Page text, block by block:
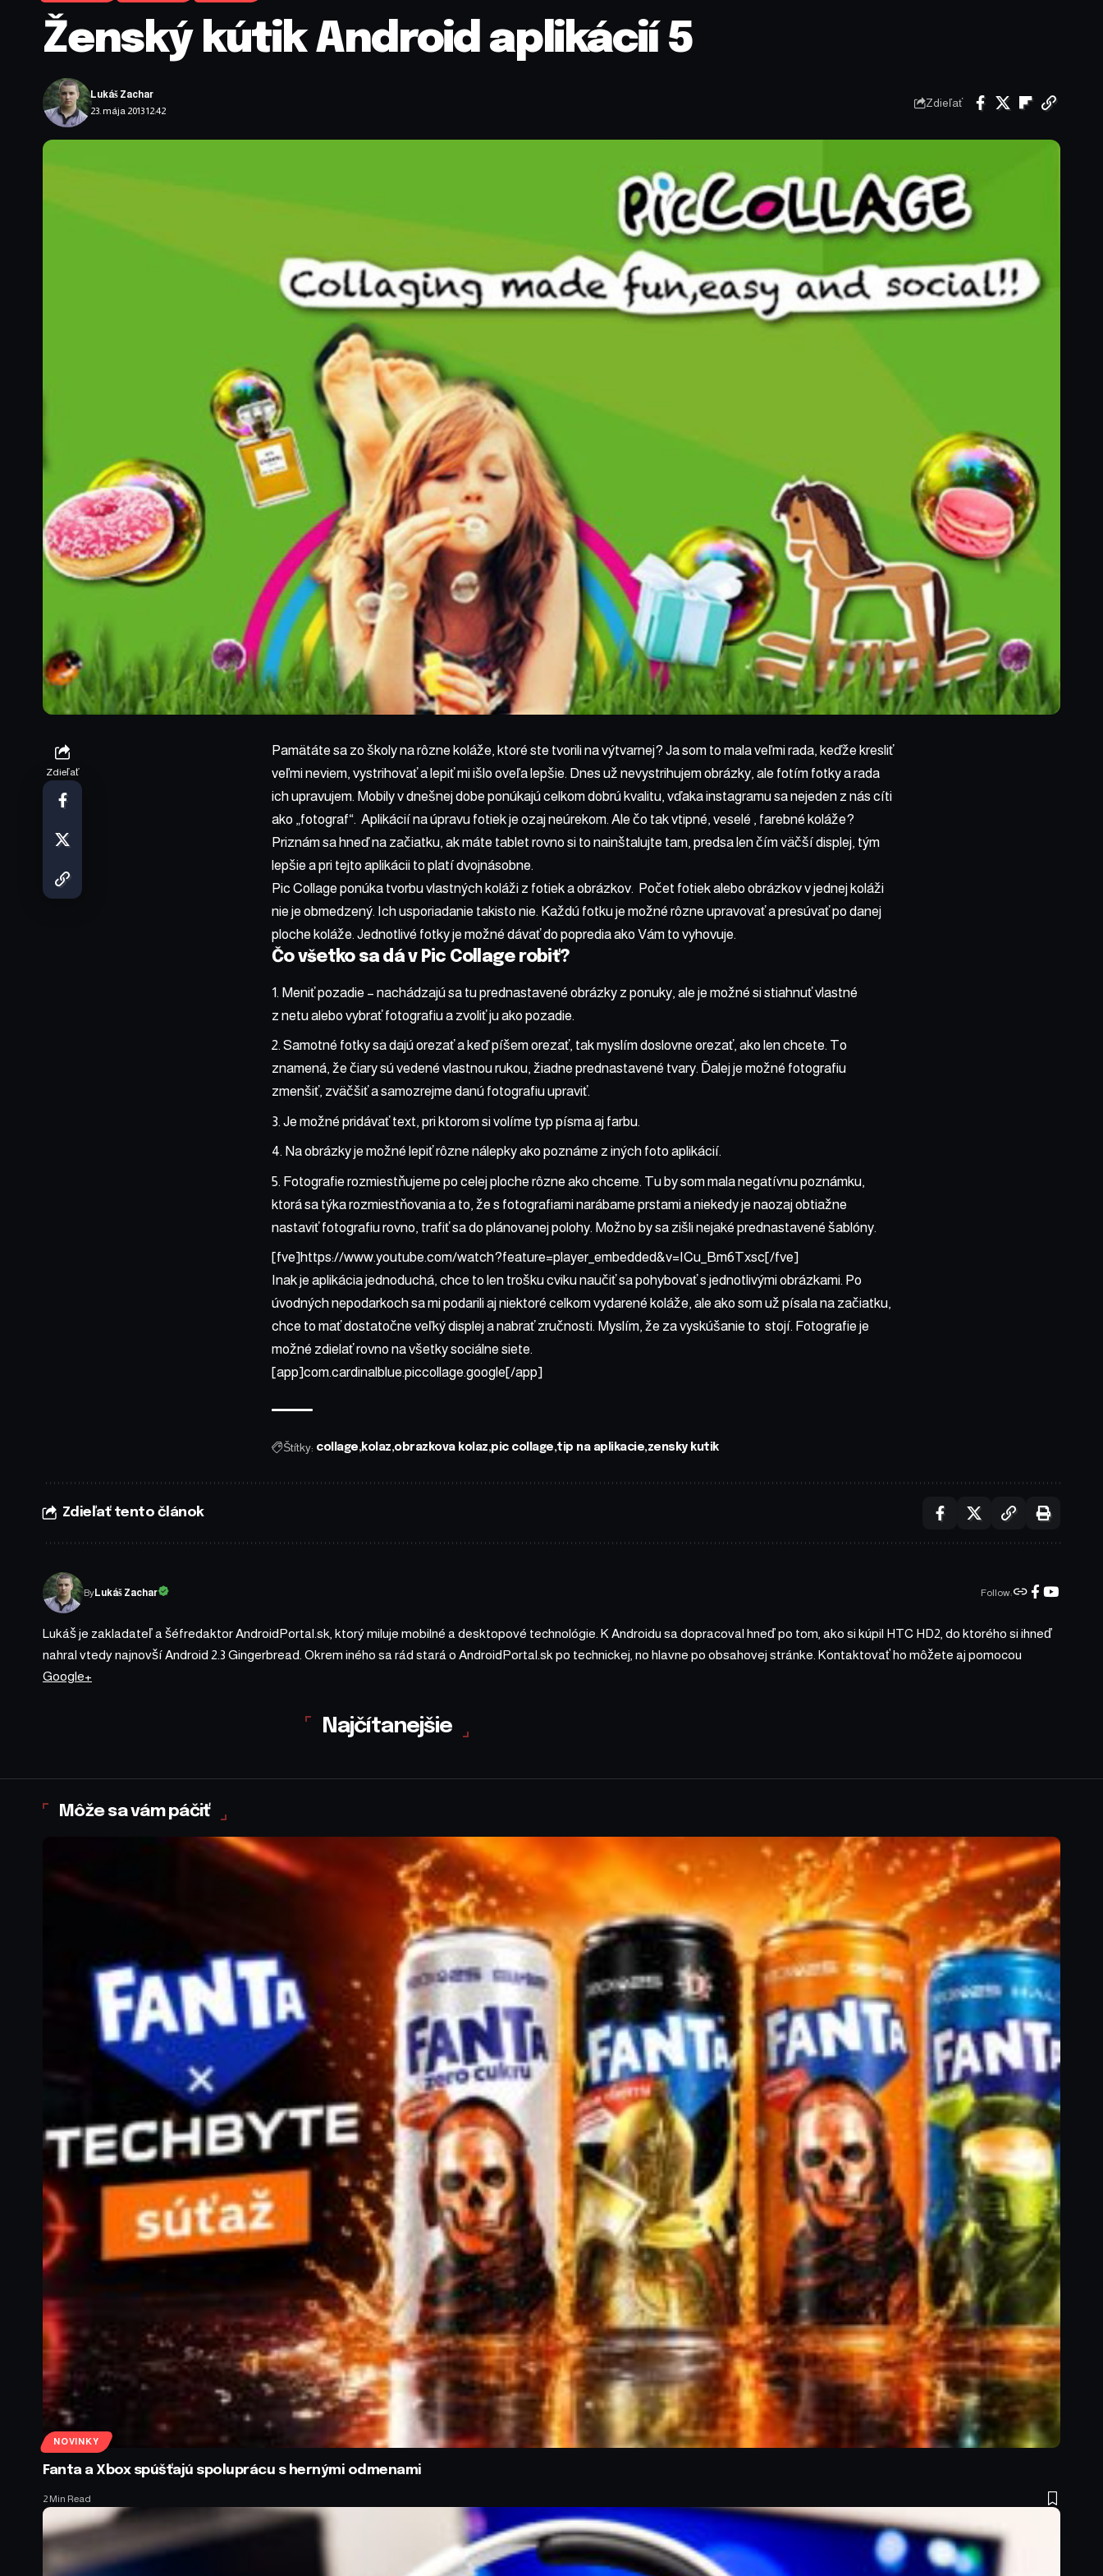
Ženský kútik Android aplikácií 5
23. mája 2013 12:42
Lukáš Zachar
Zdieľať
Zdieľať
Pamätáte sa zo školy na rôzne koláže, ktoré ste tvorili na výtvarnej? Ja som to mala veľmi rada, keďže kresliť
veľmi neviem, vystrihovať a lepiť mi išlo oveľa lepšie. Dnes už nevystrihujem obrázky, ale fotím fotky a rada
ich upravujem. Mobily v dnešnej dobe ponúkajú celkom dobrú kvalitu, vďaka instagramu sa nejeden z nás cíti
ako „fotograf“. Aplikácií na úpravu fotiek je ozaj neúrekom. Ale čo tak vtipné, veselé , farebné koláže?
Priznám sa hneď na začiatku, ak máte tablet rovno si to nainštalujte tam, predsa len čím väčší displej, tým
lepšie a pri tejto aplikácii to platí dvojnásobne.
Pic Collage ponúka tvorbu vlastných koláži z fotiek a obrázkov. Počet fotiek alebo obrázkov v jednej koláži
nie je obmedzený. Ich usporiadanie takisto nie. Každú fotku je možné rôzne upravovať a presúvať po danej
ploche koláže. Jednotlivé fotky je možné dávať do popredia ako Vám to vyhovuje.
Čo všetko sa dá v Pic Collage robiť?
Meniť pozadie – nachádzajú sa tu prednastavené obrázky z ponuky, ale je možné si stiahnuť vlastné
z netu alebo vybrať fotografiu a zvoliť ju ako pozadie.
Samotné fotky sa dajú orezať a keď píšem orezať, tak myslím doslovne orezať, ako len chcete. To
znamená, že čiary sú vedené vlastnou rukou, žiadne prednastavené tvary. Ďalej je možné fotografiu
zmenšiť, zväčšiť a samozrejme danú fotografiu upraviť.
Je možné pridávať text, pri ktorom si volíme typ písma aj farbu.
Na obrázky je možné lepiť rôzne nálepky ako poznáme z iných foto aplikácií.
Fotografie rozmiestňujeme po celej ploche rôzne ako chceme. Tu by som mala negatívnu poznámku,
ktorá sa týka rozmiestňovania a to, že s fotografiami narábame prstami a niekedy je naozaj obtiažne
nastaviť fotografiu rovno, trafiť sa do plánovanej polohy. Možno by sa zišli nejaké prednastavené šablóny.
[fve]https://www.youtube.com/watch?feature=player_embedded&v=ICu_Bm6Txsc[/fve]
Inak je aplikácia jednoduchá, chce to len trošku cviku naučiť sa pohybovať s jednotlivými obrázkami. Po
úvodných nepodarkoch sa mi podarili aj niektoré celkom vydarené koláže, ale ako som už písala na začiatku,
chce to mať dostatočne veľký displej a nabrať zručnosti. Myslím, že za vyskúšanie to stojí. Fotografie je
možné zdielať rovno na všetky sociálne siete.
[app]com.cardinalblue.piccollage.google[/app]
Štítky: collage kolaz obrazkova kolaz pic collage tip na aplikacie zensky kutik
Zdieľať tento článok
ByLukáš Zachar Follow:
Lukáš je zakladateľ a šéfredaktor AndroidPortal.sk, ktorý miluje mobilné a desktopové technológie. K Androidu sa dopracoval hneď po tom, ako si kúpil HTC HD2, do ktorého si ihneď
nahral vtedy najnovší Android 2.3 Gingerbread. Okrem iného sa rád stará o AndroidPortal.sk po technickej, no hlavne po obsahovej stránke. Kontaktovať ho môžete aj pomocou
Google+
Najčítanejšie
Môže sa vám páčiť
NOVINKY
Fanta a Xbox spúšťajú spoluprácu s hernými odmenami
2 Min Read